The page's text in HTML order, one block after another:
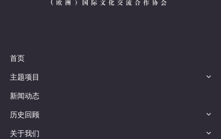
首页
主题项目
新闻动态
历史回顾
关于我们